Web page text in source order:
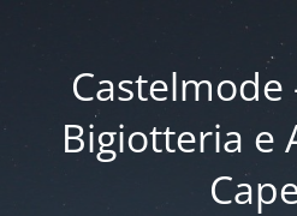
Castelmode
Bigiotteria e